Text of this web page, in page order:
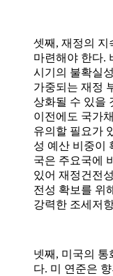
셋째 , 재정의 지
마련해야 한다.
시기의 불확실
가중되는 재정
상화될 수 있을
이전에도 국가
유의할 필요가
성 예산 비중이
국은 주요국에
있어 재정건전
전성 확보를 위
강력한 조세저
넷째 , 미국의 통
다. 미 연준은